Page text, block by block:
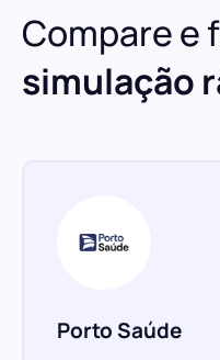
Compare e
simulação
Porto Saúde